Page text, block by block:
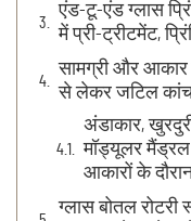
एंड-टू-एंड ग्लास
में प्री-ट्रीटमेंट,
सामग्री और आकार
से लेकर जटिल कांच
अंडाकार,
मॉड्यूलर
आकारों के
ग्लास बोतल रोटरी